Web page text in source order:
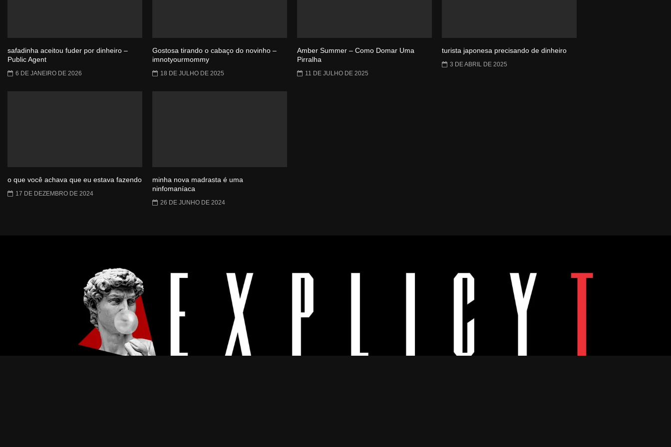
safadinha aceitou fuder por dinheiro –
Public Agent
6 DE JANEIRO DE 2026
Gostosa tirando o cabaço do novinho –
imnotyourmommy
18 DE JULHO DE 2025
Amber Summer – Como Domar Uma
Pirralha
11 DE JULHO DE 2025
turista japonesa precisando de dinheiro
3 DE ABRIL DE 2025
o que você achava que eu estava fazendo
17 DE DEZEMBRO DE 2024
minha nova madrasta é uma
ninfomaníaca
26 DE JUNHO DE 2024